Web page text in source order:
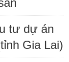
tư dự án
Gia Lai)